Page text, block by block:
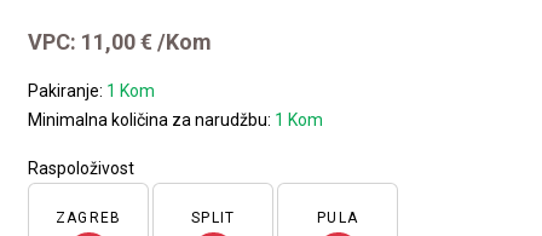
VPC: 11,00€ /Kom
Pakiranje: 1 Kom
Minimalna količina za narudžbu: 1 Kom
Raspoloživost
ZAGREB SPLIT PULA